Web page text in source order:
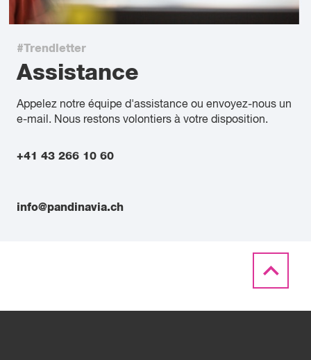
#Trendletter
Assistance
Appelez notre équipe d'assistance ou envoyez-nous un
e-mail. Nous restons volontiers à votre disposition.
+41 43 266 10 60
info@pandinavia.ch